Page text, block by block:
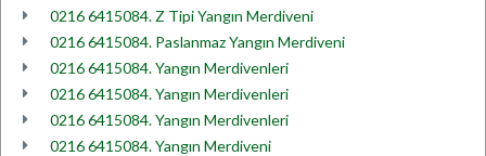
0216 6415084. Z Tipi Yangın Merdiveni
0216 6415084. Paslanmaz Yangın Merdiveni
0216 6415084. Yangın Merdivenleri
0216 6415084. Yangın Merdivenleri
0216 6415084. Yangın Merdivenleri
0216 6415084. Yangın Merdiveni